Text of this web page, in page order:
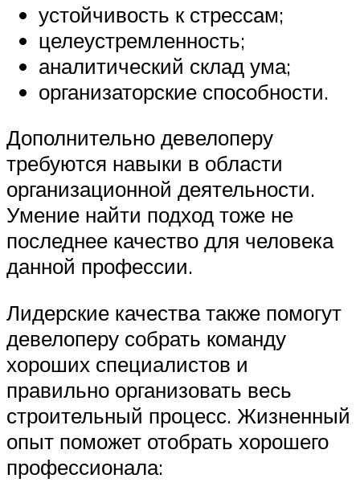
устойчивость к стрессам;
целеустремленность;
аналитический склад ума;
организаторские способности.
Дополнительно девелоперу
требуются навыки в области
организационной деятельности.
Умение найти подход тоже не
последнее качество для человека
данной профессии.
Лидерские качества также помогут
девелоперу собрать команду
хороших специалистов и
правильно организовать весь
строительный процесс. Жизненный
опыт поможет отобрать хорошего
профессионала: